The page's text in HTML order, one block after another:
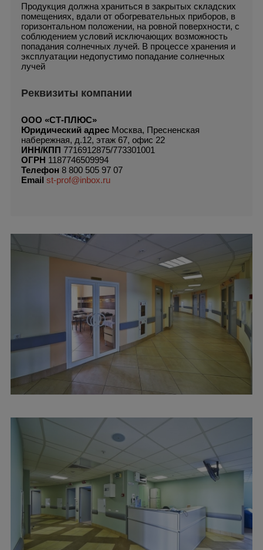
Продукция должна храниться в закрытых складских
помещениях, вдали от обогревательных приборов, в
горизонтальном положении, на ровной поверхности, с
соблюдением условий исключающих возможность
попадания солнечных лучей. В процессе хранения и
эксплуатации недопустимо попадание солнечных
лучей
Реквизиты компании
ООО «СТ-ПЛЮС»
Юридический адрес Москва, Пресненская
набережная, д.12, этаж 67, офис 22
ИНН/КПП 7716912875/773301001
ОГРН 1187746509994
Телефон 8 800 505 97 07
Email st-prof@inbox.ru